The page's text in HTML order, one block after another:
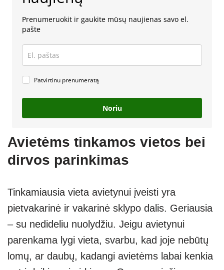
Prenumeruokit ir gaukite mūsų naujienas savo el.
pašte
Patvirtinu prenumeratą
Noriu
Avietėms tinkamos vietos bei
dirvos parinkimas
Tinkamiausia vieta avietynui įveisti yra
pietvakarinė ir vakarinė sklypo dalis. Geriausia
– su nedideliu nuolydžiu. Jeigu avietynui
parenkama lygi vieta, svarbu, kad joje nebūtų
lomų, ar daubų, kadangi avietėms labai kenkia